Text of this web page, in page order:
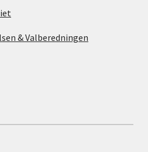
& Valberedningen